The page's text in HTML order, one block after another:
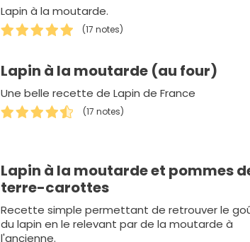
Lapin à la moutarde.
(17 notes)
Lapin à la moutarde (au four)
Une belle recette de Lapin de France
(17 notes)
Lapin à la moutarde et pommes
terre-carottes
Recette simple permettant de retrouver le
du lapin en le relevant par de la moutarde à
l'ancienne.